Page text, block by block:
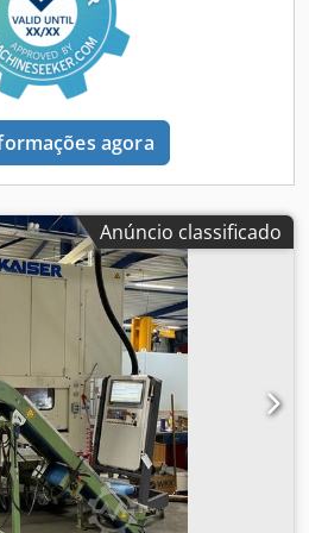
Pesos Peso vazio: 9.380
bruto total (PBT): 38.000 kg
agora
Anúncio classificado